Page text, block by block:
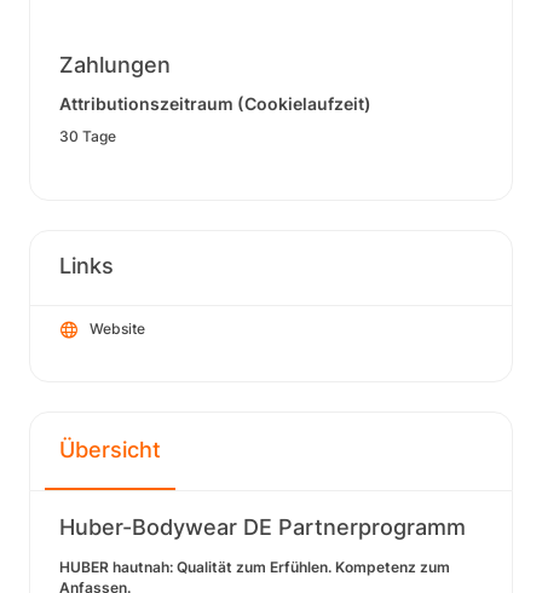
Zahlungen
Attributionszeitraum (Cookielaufzeit)
30 Tage
Links
Website
Übersicht
Huber-Bodywear DE Partnerprogramm
HUBER hautnah: Qualität zum Erfühlen. Kompetenz zum
Anfassen.